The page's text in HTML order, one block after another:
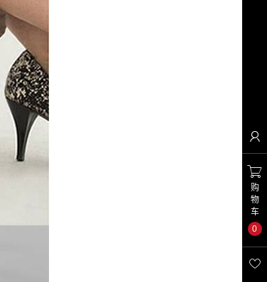


购
物
车
0
